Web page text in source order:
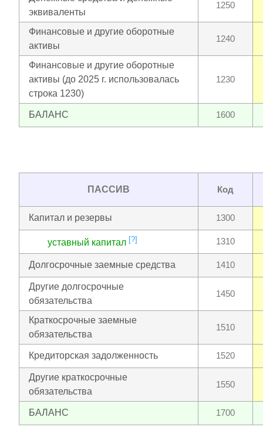
эквиваленты
1250
Финансовые и другие оборотные
активы
1240
Финансовые и другие оборотные
активы (до 2025 г. использовалась
строка 1230)
1230
БАЛАНС 1600
ПАССИВ Код
Капитал и резервы 1300
уставный капитал [?] 1310
Долгосрочные заемные средства 1410
Другие долгосрочные
обязательства
1450
Краткосрочные заемные
обязательства
1510
Кредиторская задолженность 1520
Другие краткосрочные
обязательства
1550
БАЛАНС 1700